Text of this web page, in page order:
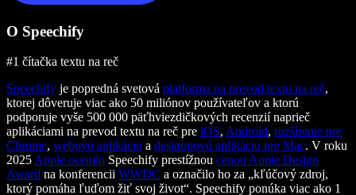
O Speechify
#1 čítačka textu na reč
Speechify je popredná svetová platforma na prevod textu na reč,
ktorej dôveruje viac ako 50 miliónov používateľov a ktorú
podporuje vyše 500 000 päťhviezdičkových recenzií naprieč
aplikáciami na prevod textu na reč pre iOS, Android, rozšírenie pre
Chrome, webovú aplikáciu a desktopovú aplikáciu pre Mac. V roku
2025Apple ocenilo Speechify prestížnou cenou Apple Design
Award na konferencii WWDC a označilo ho za „kľúčový zdroj,
ktorý pomáha ľuďom žiť svoj život“. Speechify ponúka viac ako 1